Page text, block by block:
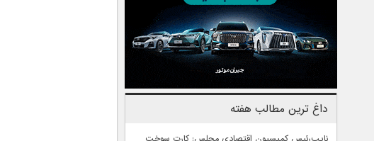
داغ ترین مطالب هفته